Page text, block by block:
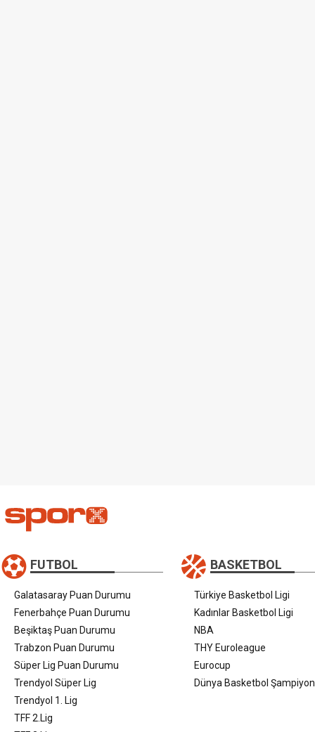
FUTBOL
Galatasaray Puan Durumu
Fenerbahçe Puan Durumu
Beşiktaş Puan Durumu
Trabzon Puan Durumu
Süper Lig Puan Durumu
Trendyol Süper Lig
Trendyol 1. Lig
TFF 2.Lig
BASKETBOL
Türkiye Basketbol Ligi
Kadınlar Basketbol Ligi
NBA
THY Euroleague
Eurocup
Dünya Basketbol